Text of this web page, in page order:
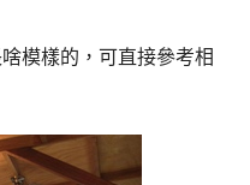
模樣的，可直接參考相